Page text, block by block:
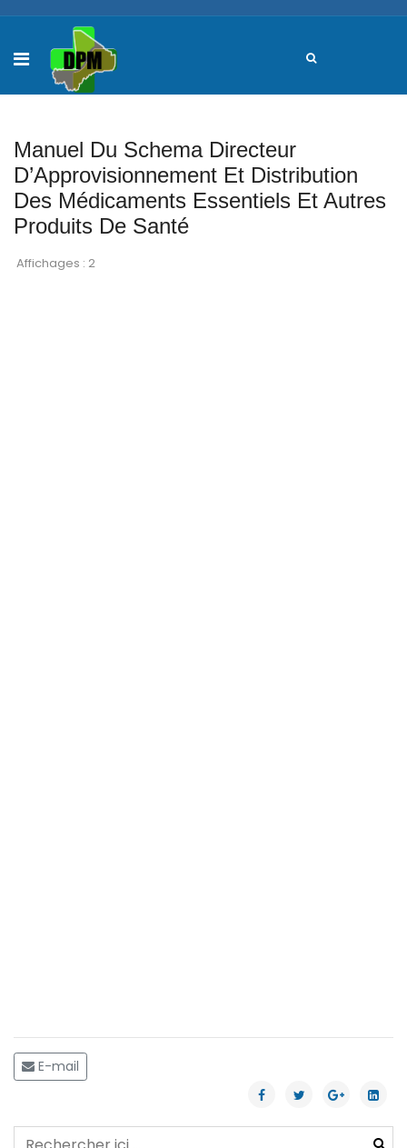
Manuel Du Schema Directeur
D’Approvisionnement Et Distribution
Des Médicaments Essentiels Et Autres
Produits De Santé
Affichages : 2
E-mail